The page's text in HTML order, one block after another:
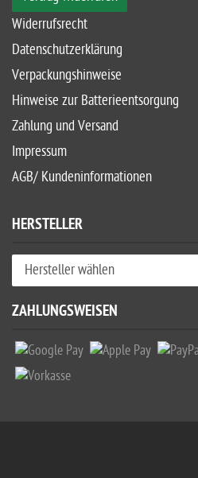
Widerrufsrecht
Datenschutzerklärung
Verpackungshinweise
Hinweise zur Batterieentsorgung
Zahlung und Versand
Impressum
AGB/ Kundeninformationen
HERSTELLER
ZAHLUNGSWEISEN